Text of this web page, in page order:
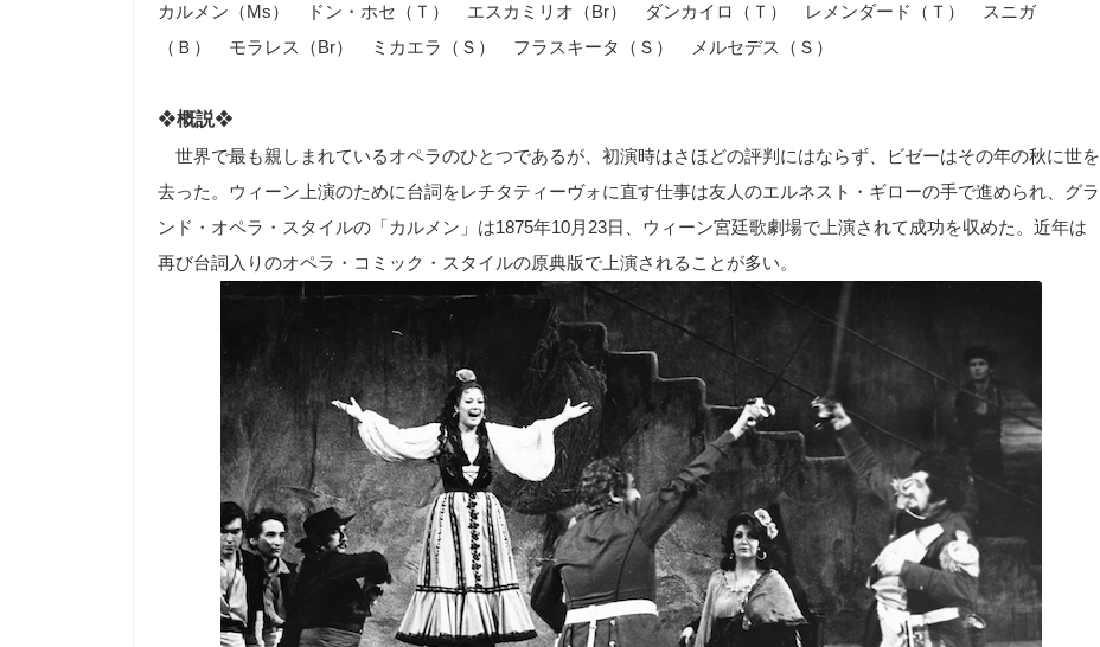
カルメン（Ms） ドン・ホセ（Ｔ） エスカミリオ（Br） ダンカイロ（Ｔ） レメンダード（Ｔ） スニガ
（Ｂ） モラレス（Br） ミカエラ（Ｓ） フラスキータ（Ｓ） メルセデス（Ｓ）
❖概説❖
世界で最も親しまれているオペラのひとつであるが、初演時はさほどの評判にはならず、ビゼーはその年の秋に世を
去った。ウィーン上演のために台詞をレチタティーヴォに直す仕事は友人のエルネスト・ギローの手で進められ、グラ
ンド・オペラ・スタイ ルの「カルメン」は1875年10月23日、ウィーン宮廷歌劇場で上演されて成功を収めた。近年は
再び台詞入りのオペラ・コミック・スタイルの原典版で上演されることが多い。